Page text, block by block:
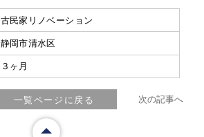
古民家リノベーション
静岡市清水区
３ヶ月
一覧ページに戻る 次の記事へ